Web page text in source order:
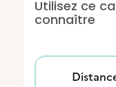
Utilisez ce
connaître